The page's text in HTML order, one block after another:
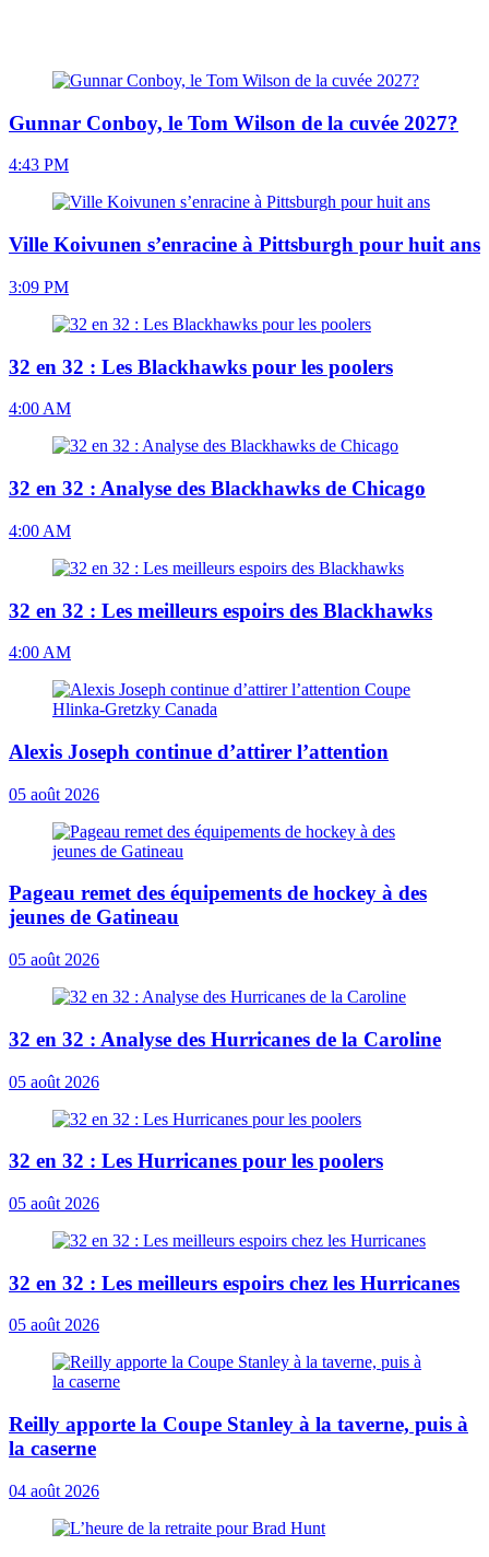
Gunnar Conboy, le Tom Wilson de la cuvée 2027?
4:43 PM
Ville Koivunen s’enracine à Pittsburgh pour huit ans
3:09 PM
32 en 32 : Les Blackhawks pour les poolers
4:00 AM
32 en 32 : Analyse des Blackhawks de Chicago
4:00 AM
32 en 32 : Les meilleurs espoirs des Blackhawks
4:00 AM
Alexis Joseph continue d’attirer l’attention
05 août 2026
Pageau remet des équipements de hockey à des
jeunes de Gatineau
05 août 2026
32 en 32 : Analyse des Hurricanes de la Caroline
05 août 2026
32 en 32 : Les Hurricanes pour les poolers
05 août 2026
32 en 32 : Les meilleurs espoirs chez les Hurricanes
05 août 2026
Reilly apporte la Coupe Stanley à la taverne, puis à
la caserne
04 août 2026